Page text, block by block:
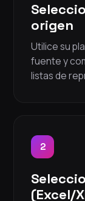
origen
Utilice su
fuente y
listas de
2
(Excel/